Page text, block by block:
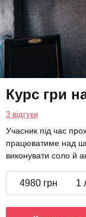
Курс гри
3 відгуки
Учасник під час
працюватиме над
виконувати соло й
4980 грн 1